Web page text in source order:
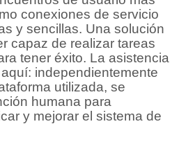
conexiones de servicio
y sencillas. Una solución
capaz de realizar tareas
tener éxito. La asistencia
independientemente
utilizada, se
humana para
y mejorar el sistema de